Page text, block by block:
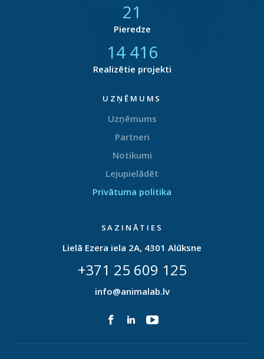
21
Pieredze
14 800
Realizētie projekti
UZŅĒMUMS
Uzņēmums
Partneri
Notikumi
Lejupielādēt
Privātuma politika
SAZINĀTIES
Lielā Ezera iela 2A, 4301 Alūksne
+371 25 609 125
info@animalab.lv